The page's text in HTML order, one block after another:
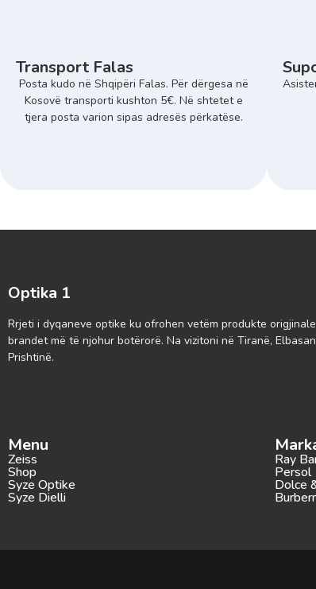
Transport Falas
Posta kudo në Shqipëri Falas. Për dërgesa në
Kosovë transporti kushton 5€. Në shtetet e
tjera posta varion sipas adresës përkatëse.
Optika 1
Rrjeti i dyqaneve optike ku ofrohen vetëm produkte
brandet më të njohur botërorë. Na vizitoni në Tiranë,
Prishtinë.
Menu
Zeiss
Shop
Syze Optike
Syze Dielli
Ray
Persol
Dolce